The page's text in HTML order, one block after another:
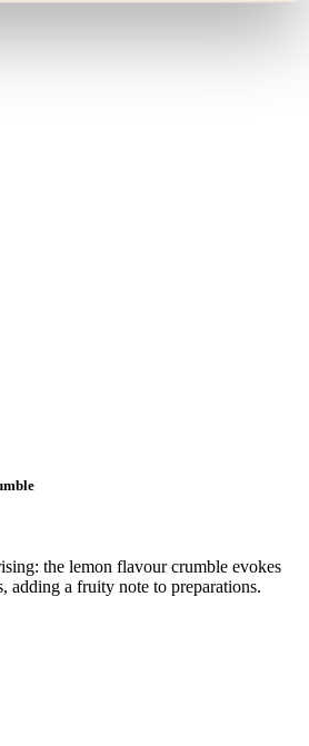
the lemon flavour crumble evokes
adding a fruity note to preparations.